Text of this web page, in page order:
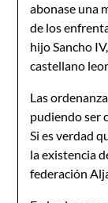
abonase una
de los
hijo Sancho
castellano
Las
pudiendo ser
Si es verdad
la existencia
federación